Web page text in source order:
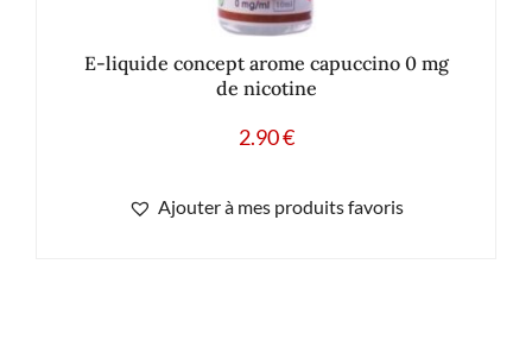
E-liquide concept arome capuccino 0 mg
de nicotine
2.90€
Ajouter à mes produits favoris